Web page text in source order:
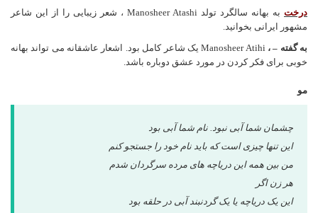
درخت
به بهانه سالگرد تولد Manosheer Atashi ، شعر زیبایی را از این شاعر
مشهور ایرانی بخوانید.
به گفته – ،
Manosheer Atihi یک شاعر کامل بود. اشعار عاشقانه می تواند بهانه
خوبی برای فکر کردن در مورد عشق دوباره باشد.
مو
چشمان شما آبی نبود. نام شما آبی بود
این تنها چیزی است که باید نام خود را جستجو کنم
من بین همه این دریاچه های مرده سرگردان شدم
هر زن اگر
این یک دریاچه یا یک گردنبند آبی در حلقه بود